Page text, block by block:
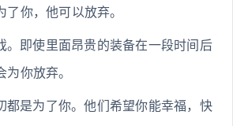
你，他可以放弃。
。即使里面昂贵的装备在一段时间后
你放弃。
都是为了你。他们希望你能幸福，快